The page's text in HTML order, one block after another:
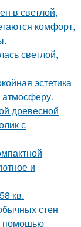
в светлой,
комфорт,
светлой,
эстетика
атмосферу.
древесной
с
и
кв.
стен
помощью